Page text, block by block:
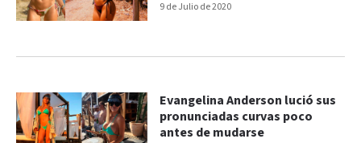
9 de Julio de 2020
Evangelina Anderson lució sus
pronunciadas curvas poco
antes de mudarse